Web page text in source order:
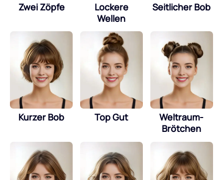
Zwei Zöpfe
Lockere
Wellen
Seitlicher Bob
Kurzer Bob Top Gut
Weltraum-
Brötchen